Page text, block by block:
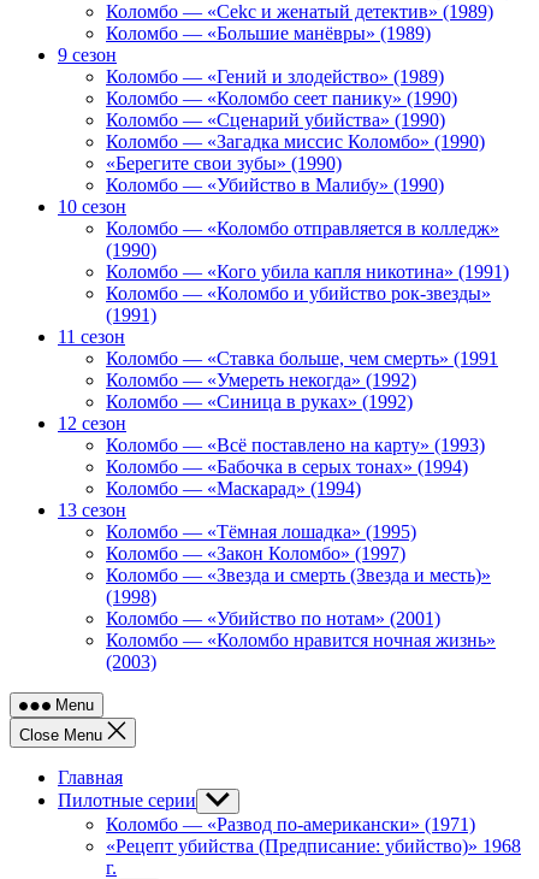
Коломбо — «Cekc и женатый детектив» (1989)
Коломбо — «Большие манёвры» (1989)
9 сезон
Коломбо — «Гений и злодейство» (1989)
Коломбо — «Коломбо сеет панику» (1990)
Коломбо — «Сценарий убийства» (1990)
Коломбо — «Загадка миссис Коломбо» (1990)
«Берегите свои зубы» (1990)
Коломбо — «Убийство в Малибу» (1990)
10 сезон
Коломбо — «Коломбо отправляется в колледж»
(1990)
Коломбо — «Кого убила капля никотина» (1991)
Коломбо — «Коломбо и убийство рок-звезды»
(1991)
11 сезон
Коломбо — «Ставка больше, чем смерть» (1991
Коломбо — «Умереть некогда» (1992)
Коломбо — «Синица в руках» (1992)
12 сезон
Коломбо — «Всё поставлено на карту» (1993)
Коломбо — «Бабочка в серых тонах» (1994)
Коломбо — «Маскарад» (1994)
13 сезон
Коломбо — «Тёмная лошадка» (1995)
Коломбо — «Закон Коломбо» (1997)
Коломбо — «Звезда и смерть (Звезда и месть)»
(1998)
Коломбо — «Убийство по нотам» (2001)
Коломбо — «Коломбо нравится ночная жизнь»
(2003)
Menu
Close Menu
Главная
Пилотные серии Show
sub
menu
Коломбо — «Развод по-американски» (1971)
«Рецепт убийства (Предписание: убийство)» 1968
г.